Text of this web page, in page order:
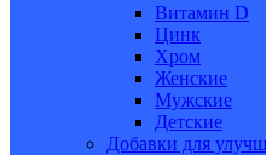
Витамин D
Цинк
Хром
Женские
Мужские
Детские
Добавки для